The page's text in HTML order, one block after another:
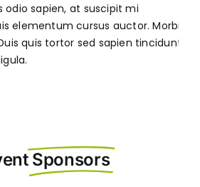
odio sapien, at suscipit mi
elementum cursus auctor. Morbi
quis tortor sed sapien tincidunt
Sponsors